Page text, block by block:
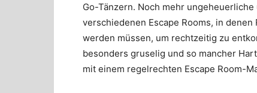
Go-Tänzern. Noch mehr
verschiedenen Escape Rooms, in
werden müssen, um rechtzeitig zu
besonders gruselig und so mancher
mit einem regelrechten Escape Room-